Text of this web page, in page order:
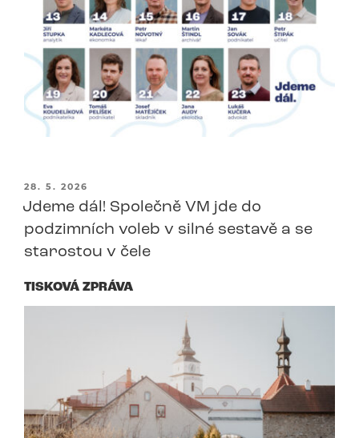
PUBLIKOVÁNO
28. 5. 2026
Jdeme dál! Společně VM jde do
podzimních voleb v silné sestavě a se
starostou v čele
TISKOVÁ ZPRÁVA